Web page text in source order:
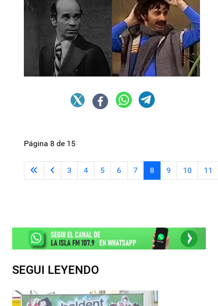
Página 8 de 15
3 4 5 6 7 8 9 10 11
SEGUI LEYENDO